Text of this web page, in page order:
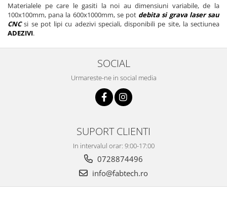
Materialele pe care le gasiti la noi au dimensiuni variabile, de la
100x100mm, pana la 600x1000mm, se pot debita si grava laser sau
CNCsi se pot lipi cu adezivi speciali, disponibili pe site, la sectiunea
ADEZIVI.
SOCIAL
Urmareste-ne in social media
SUPORT CLIENTI
In intervalul orar: 9:00-17:00
0728874496
info@fabtech.ro